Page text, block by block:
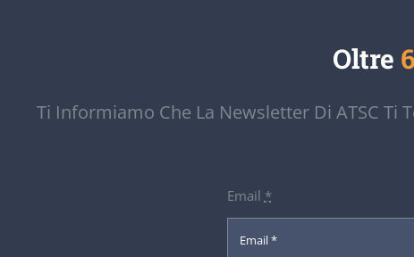
Oltre
Ti Informiamo Che La Newsletter Di ATSC Ti
Email *